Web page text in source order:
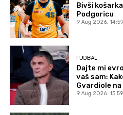
Bivši
Podgoricu
9 Aug 2026. 14:59
FUDBAL
Dajte mi
vaš sam:
Gvardiole
9 Aug 2026. 13:59